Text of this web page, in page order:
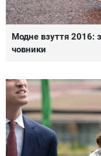
Модне взуття 2016:
човники